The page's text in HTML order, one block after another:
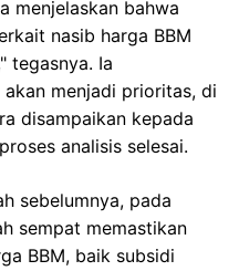
menjelaskan bahwa
nasib harga BBM
tegasnya. Ia
menjadi prioritas, di
disampaikan kepada
analisis selesai.
sebelumnya, pada
sempat memastikan
BBM, baik subsidi